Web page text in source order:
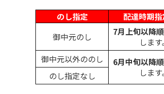
のし指定
配達時期
御中元のし
7月上旬以降
します。
御中元以外ののし 6月中旬以降
します。
のし指定なし